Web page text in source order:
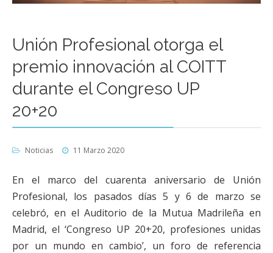
Unión Profesional otorga el
premio innovación al COITT
durante el Congreso UP
20+20
Noticias 11 Marzo 2020
En el marco del cuarenta aniversario de Unión
Profesional, los pasados días 5 y 6 de marzo se
celebró, en el Auditorio de la Mutua Madrileña en
Madrid, el ‘Congreso UP 20+20, profesiones unidas
por un mundo en cambio’, un foro de referencia